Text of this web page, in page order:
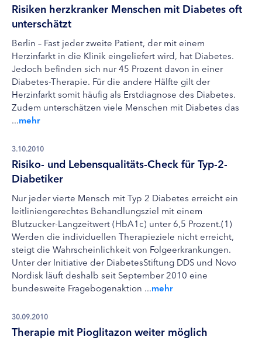
Risiken herzkranker Menschen mit Diabetes oft
unterschätzt
Berlin – Fast jeder zweite Patient, der mit einem
Herzinfarkt in die Klinik eingeliefert wird, hat Diabetes.
Jedoch befinden sich nur 45 Prozent davon in einer
Diabetes-Therapie. Für die andere Hälfte gilt der
Herzinfarkt somit häufig als Erstdiagnose des Diabetes.
Zudem unterschätzen viele Menschen mit Diabetes das
...mehr
3.10.2010
Risiko- und Lebensqualitäts-Check für Typ-2-
Diabetiker
Nur jeder vierte Mensch mit Typ 2 Diabetes erreicht ein
leitliniengerechtes Behandlungsziel mit einem
Blutzucker-Langzeitwert (HbA1c) unter 6,5 Prozent.(1)
Werden die individuellen Therapieziele nicht erreicht,
steigt die Wahrscheinlichkeit von Folgeerkrankungen.
Unter der Initiative der DiabetesStiftung DDS und Novo
Nordisk läuft deshalb seit September 2010 eine
bundesweite Fragebogenaktion ...mehr
30.09.2010
Therapie mit Pioglitazon weiter möglich